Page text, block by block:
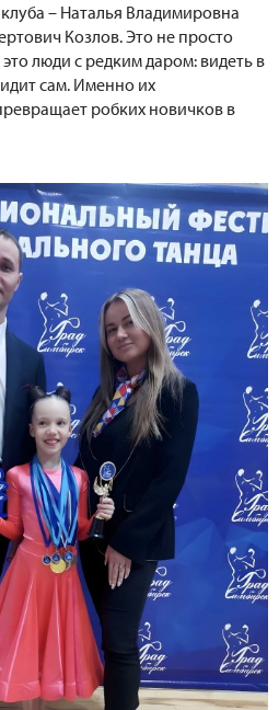
– Наталья Владимировна
Козлов. Это не просто
люди с редким даром: видеть в
сам. Именно их
робких новичков в